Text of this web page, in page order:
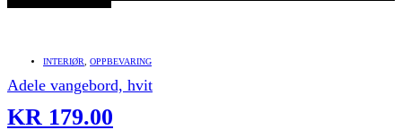
INTERIØR OPPBEVARING
Adele vangebord, hvit
KR 179.00